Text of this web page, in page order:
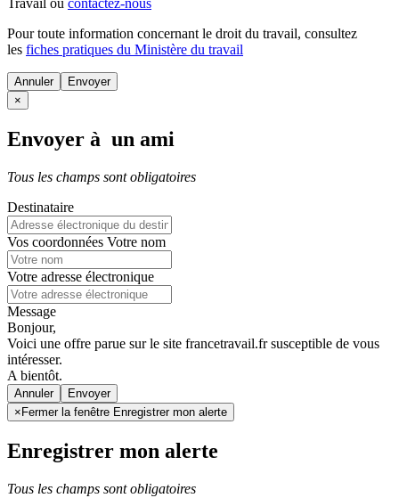
Travail ou contactez-nous
Pour toute information concernant le droit du travail, consultez
les fiches pratiques du Ministère du travail
Annuler
×
Envoyer à un ami
Tous les champs sont obligatoires
Destinataire
Vos coordonnées Votre nom
Votre adresse électronique
Message
Bonjour,
Voici une offre parue sur le site francetravail.fr susceptible de vous
intéresser.
A bientôt.
Annuler
× Fermer la fenêtre Enregistrer mon alerte
Enregistrer mon alerte
Tous les champs sont obligatoires